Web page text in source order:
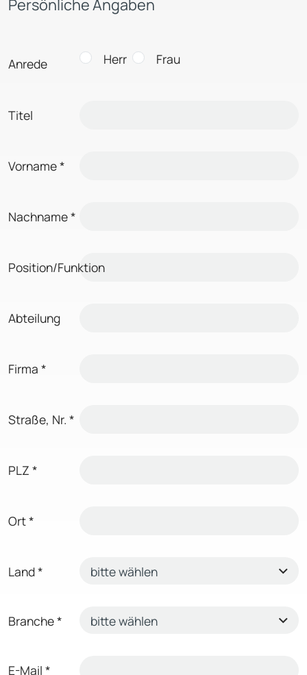
Persönliche Angaben
Anrede Herr Frau
Titel
Vorname*
Nachname*
Position/Funktion
Abteilung
Firma *
Straße, Nr. *
PLZ *
Ort*
Land*
Branche*
E-Mail *